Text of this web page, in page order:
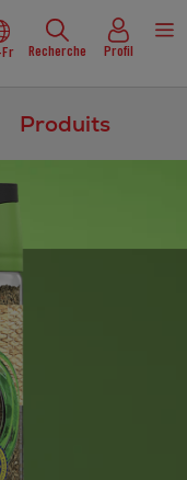
Recherche Profil
Produits